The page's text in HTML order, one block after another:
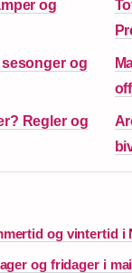
og
og
Regler og
og vintertid i
og fridager i mai